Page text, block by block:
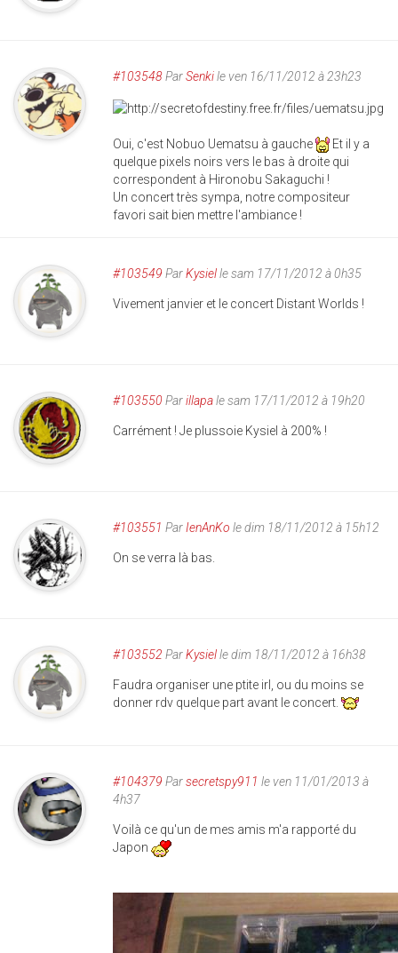
#103548ParSenkile ven 16/11/2012 à 23h23
Oui, c'est Nobuo Uematsu à gauche
Et il y a
quelque pixels noirs vers le bas à droite qui
correspondent à Hironobu Sakaguchi !
Un concert très sympa, notre compositeur
favori sait bien mettre l'ambiance !
#103549 ParKysielle sam 17/11/2012 à 0h35
Vivement janvier et le concert Distant Worlds !
#103550 Parillapale sam 17/11/2012 à 19h20
Carrément ! Je plussoie Kysiel à 200% !
#103551 Par IenAnKo le dim 18/11/2012 à 15h12
On se verra là bas.
#103552 ParKysielle dim 18/11/2012 à 16h38
Faudra organiser une ptite irl, ou du moins se
donner rdv quelque part avant le concert.
#104379 Parsecretspy911 le ven 11/01/2013 à
4h37
Voilà ce qu'un de mes amis m'a rapporté du
Japon